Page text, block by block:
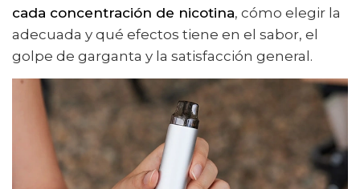
cada concentración de nicotina, cómo elegir la
adecuada y qué efectos tiene en el sabor, el
golpe de garganta y la satisfacción general.